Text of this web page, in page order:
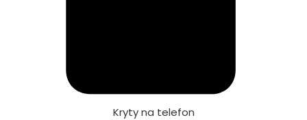
Kryty na telefon